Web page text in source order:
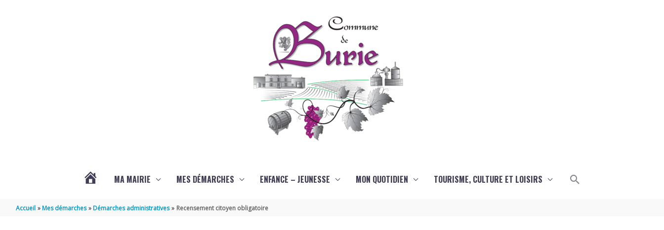
MA MAIRIE MES DÉMARCHES ENFANCE – JEUNESSE MON QUOTIDIEN TOURISME, CULTURE ET LOISIRS Rechercher
Accueil Mes démarches Démarches administratives Recensement citoyen obligatoire